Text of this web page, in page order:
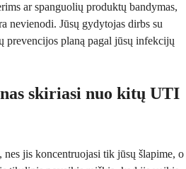
ar spanguolių produktų bandymas,
nevienodi. Jūsų gydytojas dirbs su
prevencijos planą pagal jūsų infekcijų
skiriasi nuo kitų UTI
jis koncentruojasi tik jūsų šlapime, o